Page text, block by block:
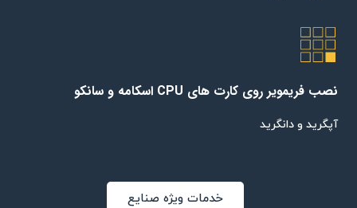
نصب فریمویر روی کارت های CPU اسکامه و سانکو
آپگرید و دانگرید
خدمات ویژه صنایع